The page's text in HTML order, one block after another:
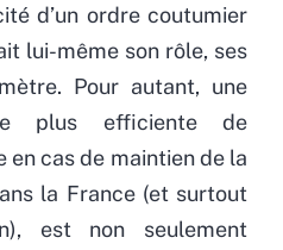
d’un ordre coutumier
lui-même son rôle, ses
Pour autant, une
plus efficiente de
en cas de maintien de la
la France (et surtout
est non seulement